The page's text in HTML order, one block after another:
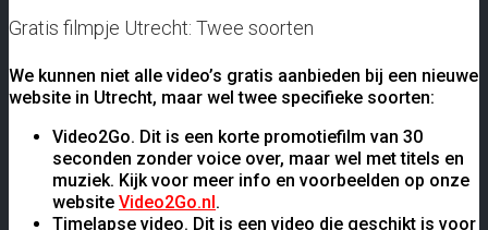
Gratis filmpje Utrecht: Twee soorten
We kunnen niet alle video’s gratis aanbieden bij een nieuwe
website in Utrecht, maar wel twee specifieke soorten:
Video2Go. Dit is een korte promotiefilm van 30
seconden zonder voice over, maar wel met titels en
muziek. Kijk voor meer info en voorbeelden op onze
website Video2Go.nl.
Timelapse video. Dit is een video die geschikt is voor